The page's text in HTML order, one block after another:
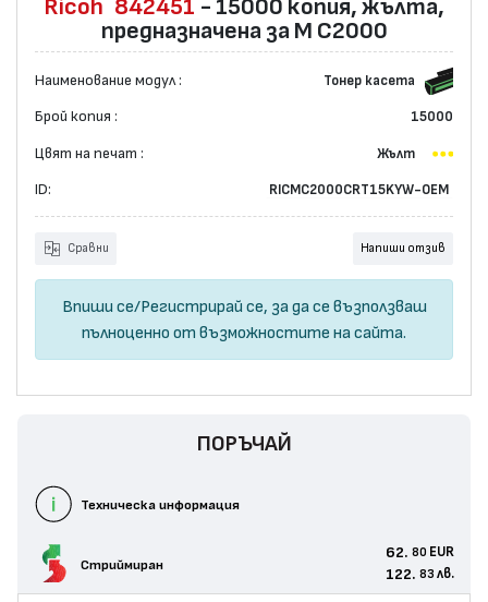
Ricoh 842451 - 15000 копия, жълта,
предназначена за M C2000
Наименование модул : Тонер касета
Брой копия : 15000
Цвят на печат : Жълт
ID: RICMC2000CRT15KYW-OEM
Сравни Напиши отзив
Впиши се/Регистрирай се, за да се възползваш
пълноценно от възможностите на сайта.
ПОРЪЧАЙ
Техническа информация
Стриймиран
62. 80 EUR
122. 83 лв.